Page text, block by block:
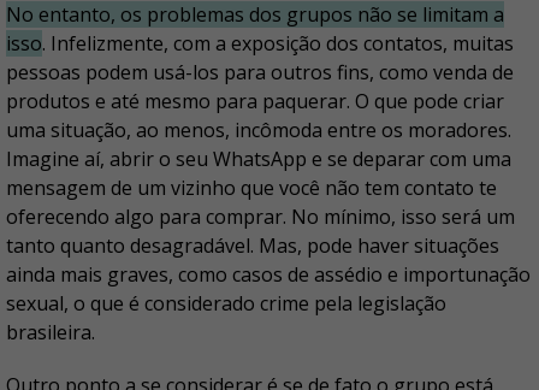
No entanto, os problemas dos grupos não se limitam a
isso. Infelizmente, com a exposição dos contatos, muitas
pessoas podem usá-los para outros fins, como venda de
produtos e até mesmo para paquerar. O que pode criar
uma situação, ao menos, incômoda entre os moradores.
Imagine aí, abrir o seu WhatsApp e se deparar com uma
mensagem de um vizinho que você não tem contato te
oferecendo algo para comprar. No mínimo, isso será um
tanto quanto desagradável. Mas, pode haver situações
ainda mais graves, como casos de assédio e importunação
sexual, o que é considerado crime pela legislação
brasileira.